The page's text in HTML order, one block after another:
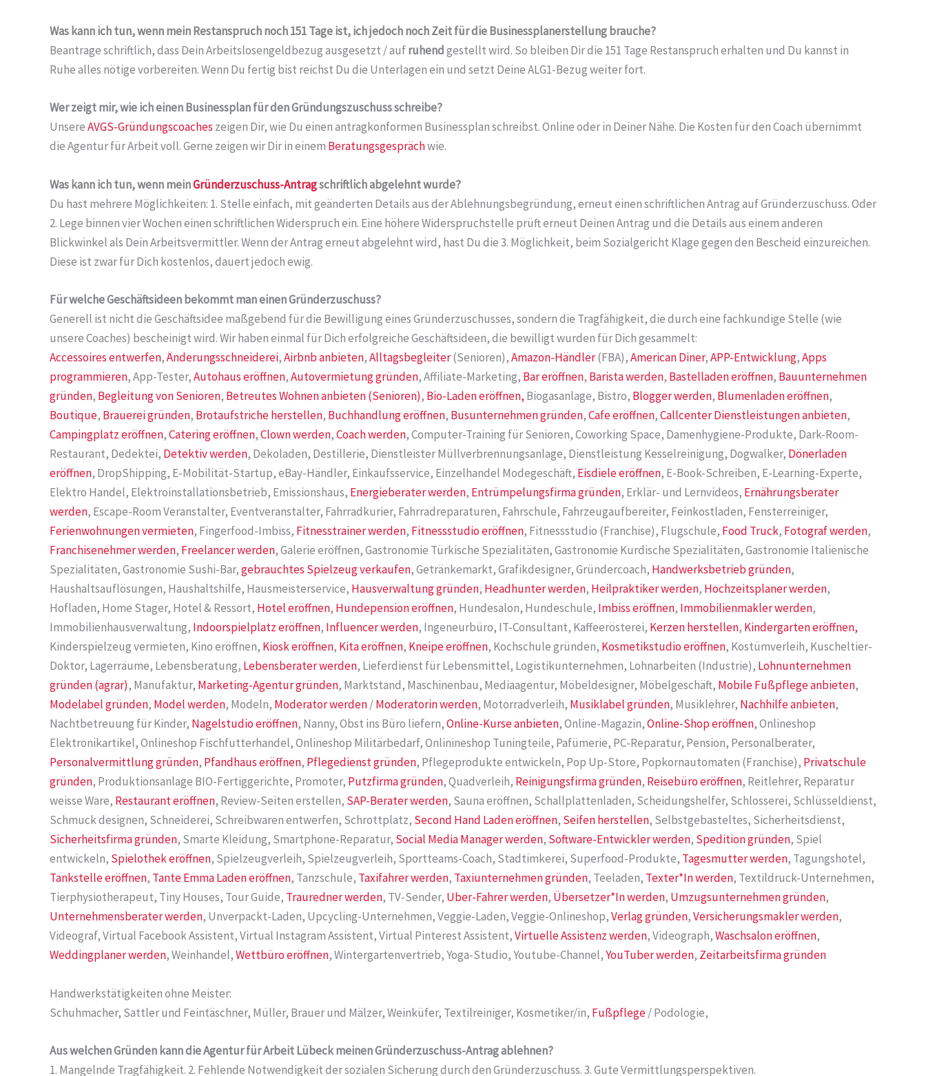
Was kann ich tun, wenn mein Restanspruch noch 151 Tage ist, ich jedoch noch Zeit für die Businessplanerstellung brauche?
Beantrage schriftlich, dass Dein Arbeitslosengeldbezug ausgesetzt / aufruhendgestellt wird. So bleiben Dir die 151 Tage Restanspruch erhalten und Du kannst in
Ruhe alles nötige vorbereiten. Wenn Du fertig bist reichst Du die Unterlagen ein und setzt Deine ALG1-Bezug weiter fort.
Wer zeigt mir, wie ich einen Businessplan für den Gründungszuschuss schreibe?
UnsereAVGS-Gründungscoaches zeigen Dir, wie Du einen antragkonformen Businessplan schreibst. Online oder in Deiner Nähe. Die Kosten für den Coach übernimmt
die Agentur für Arbeit voll. Gerne zeigen wir Dir in einem Beratungsgesprächwie.
Was kann ich tun, wenn meinGründerzuschuss-Antragschriftlich abgelehnt wurde?
Du hast mehrere Möglichkeiten: 1. Stelle einfach, mit geänderten Details aus der Ablehnungsbegründung, erneut einen schriftlichen Antrag auf Gründerzuschuss. Oder
2. Lege binnen vier Wochen einen schriftlichen Widerspruch ein. Eine höhere Widerspruchstelle prüft erneut Deinen Antrag und die Details aus einem anderen
Blickwinkel als Dein Arbeitsvermittler. Wenn der Antrag erneut abgelehnt wird, hast Du die 3. Möglichkeit, beim Sozialgericht Klage gegen den Bescheid einzureichen.
Diese ist zwar für Dich kostenlos, dauert jedoch ewig.
Für welche Geschäftsideen bekommt man einen Gründerzuschuss?
Generell ist nicht die Geschäftsidee maßgebend für die Bewilligung eines Gründerzuschusses, sondern die Tragfähigkeit, die durch eine fachkundige Stelle (wie
unsere Coaches) bescheinigt wird. Wir haben einmal für Dich erfolgreiche Geschäftsideen, die bewilligt wurden für Dich gesammelt:
Accessoires entwerfen,Änderungsschneiderei,Airbnb anbieten,Alltagsbegleiter(Senioren),Amazon-Händler(FBA),American Diner,APP-Entwicklung,Apps
programmieren, App-Tester,Autohaus eröffnen,Autovermietung gründen, Affiliate-Marketing, Bar eröffnen, Barista werden, Bastelladen eröffnen, Bauunternehmen
gründen, Begleitung von Senioren, Betreutes Wohnen anbieten (Senioren), Bio-Laden eröffnen, Biogasanlage, Bistro, Blogger werden, Blumenladen eröffnen,
Boutique, Brauerei gründen, Brotaufstriche herstellen, Buchhandlung eröffnen, Busunternehmen gründen,Cafe eröffnen,Callcenter Dienstleistungen anbieten,
Campingplatz eröffnen,Catering eröffnen,Clown werden,Coach werden, Computer-Training für Senioren, Coworking Space, Damenhygiene-Produkte, Dark-Room-
Restaurant, Dedektei, Detektiv werden, Dekoladen, Destillerie, Dienstleister Müllverbrennungsanlage, Dienstleistung Kesselreinigung, Dogwalker, Dönerladen
eröffnen, DropShipping, E-Mobilität-Startup, eBay-Händler, Einkaufsservice, Einzelhandel Modegeschäft, Eisdiele eröffnen, E-Book-Schreiben, E-Learning-Experte,
Elektro Handel, Elektroinstallationsbetrieb, Emissionshaus, Energieberater werden, Entrümpelungsfirma gründen, Erklär- und Lernvideos, Ernährungsberater
werden, Escape-Room Veranstalter, Eventveranstalter, Fahrradkurier, Fahrradreparaturen, Fahrschule, Fahrzeugaufbereiter, Feinkostladen, Fensterreiniger,
Ferienwohnungen vermieten, Fingerfood-Imbiss, Fitnesstrainer werden, Fitnessstudio eröffnen, Fitnessstudio (Franchise), Flugschule, Food Truck, Fotograf werden,
Franchisenehmer werden, Freelancer werden, Galerie eröffnen, Gastronomie Türkische Spezialitäten, Gastronomie Kurdische Spezialitäten, Gastronomie Italienische
Spezialitäten, Gastronomie Sushi-Bar,gebrauchtes Spielzeug verkaufen, Getränkemarkt, Grafikdesigner, Gründercoach, Handwerksbetrieb gründen,
Haushaltsauflösungen, Haushaltshilfe, Hausmeisterservice, Hausverwaltung gründen, Headhunter werden, Heilpraktiker werden, Hochzeitsplaner werden,
Hofladen, Home Stager, Hotel & Ressort, Hotel eröffnen, Hundepension eröffnen, Hundesalon, Hundeschule, Imbiss eröffnen, Immobilienmakler werden,
Immobilienhausverwaltung, Indoorspielplatz eröffnen, Influencer werden, Ingeneurbüro, IT-Consultant, Kaffeerösterei, Kerzen herstellen, Kindergarten eröffnen,
Kinderspielzeug vermieten, Kino eröffnen, Kiosk eröffnen, Kita eröffnen, Kneipe eröffnen, Kochschule gründen, Kosmetikstudio eröffnen, Kostümverleih, Kuscheltier-
Doktor, Lagerräume, Lebensberatung, Lebensberater werden, Lieferdienst für Lebensmittel, Logistikunternehmen, Lohnarbeiten (Industrie), Lohnunternehmen
gründen (agrar), Manufaktur, Marketing-Agentur gründen, Marktstand, Maschinenbau, Mediaagentur, Möbeldesigner, Möbelgeschäft, Mobile Fußpflege anbieten,
Modelabel gründen, Model werden, Modeln, Moderator werden/Moderatorin werden, Motorradverleih, Musiklabel gründen, Musiklehrer, Nachhilfe anbieten,
Nachtbetreuung für Kinder, Nagelstudio eröffnen, Nanny, Obst ins Büro liefern,Online-Kurse anbieten, Online-Magazin,Online-Shop eröffnen, Onlineshop
Elektronikartikel, Onlineshop Fischfutterhandel, Onlineshop Militärbedarf, Onlinineshop Tuningteile, Pafümerie, PC-Reparatur, Pension, Personalberater,
Personalvermittlung gründen, Pfandhaus eröffnen, Pflegedienst gründen, Pflegeprodukte entwickeln, Pop Up-Store, Popkornautomaten (Franchise), Privatschule
gründen, Produktionsanlage BIO-Fertiggerichte, Promoter, Putzfirma gründen, Quadverleih, Reinigungsfirma gründen, Reisebüro eröffnen, Reitlehrer, Reparatur
weisse Ware, Restaurant eröffnen, Review-Seiten erstellen, SAP-Berater werden, Sauna eröffnen, Schallplattenladen, Scheidungshelfer, Schlosserei, Schlüsseldienst,
Schmuck designen, Schneiderei, Schreibwaren entwerfen, Schrottplatz, Second Hand Laden eröffnen, Seifen herstellen, Selbstgebasteltes, Sicherheitsdienst,
Sicherheitsfirma gründen, Smarte Kleidung, Smartphone-Reparatur, Social Media Manager werden, Software-Entwickler werden, Spedition gründen, Spiel
entwickeln, Spielothek eröffnen, Spielzeugverleih, Spielzeugverleih, Sportteams-Coach, Stadtimkerei, Superfood-Produkte, Tagesmutter werden, Tagungshotel,
Tankstelle eröffnen, Tante Emma Laden eröffnen, Tanzschule, Taxifahrer werden, Taxiunternehmen gründen, Teeladen, Texter*In werden, Textildruck-Unternehmen,
Tierphysiotherapeut, Tiny Houses, Tour Guide, Trauredner werden, TV-Sender, Uber-Fahrer werden, Übersetzer*In werden, Umzugsunternehmen gründen,
Unternehmensberater werden, Unverpackt-Laden, Upcycling-Unternehmen, Veggie-Laden, Veggie-Onlineshop,Verlag gründen,Versicherungsmakler werden,
Videograf, Virtual Facebook Assistent, Virtual Instagram Assistent, Virtual Pinterest Assistent,Virtuelle Assistenz werden, Videograph,Waschsalon eröffnen,
Weddingplaner werden, Weinhandel,Wettbüro eröffnen, Wintergartenvertrieb, Yoga-Studio, Youtube-Channel,YouTuber werden, Zeitarbeitsfirma gründen
Handwerkstätigkeiten ohne Meister:
Schuhmacher, Sattler und Feintäschner, Müller, Brauer und Mälzer, Weinküfer, Textilreiniger, Kosmetiker/in, Fußpflege/ Podologie,
Aus welchen Gründen kann die Agentur für Arbeit Lübeck meinen Gründerzuschuss-Antrag ablehnen?
1. Mangelnde Tragfähigkeit. 2. Fehlende Notwendigkeit der sozialen Sicherung durch den Gründerzuschuss. 3. Gute Vermittlungsperspektiven.